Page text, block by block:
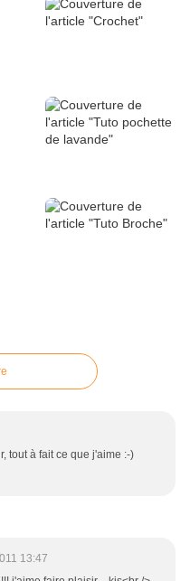
tout à fait ce que j'aime :-)
13:47